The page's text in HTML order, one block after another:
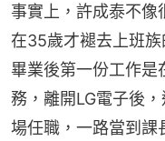
事實上，許成泰不像
在35歲才褪去上班族
畢業後第一份工作是
務，離開LG電子後
場任職，一路當到課